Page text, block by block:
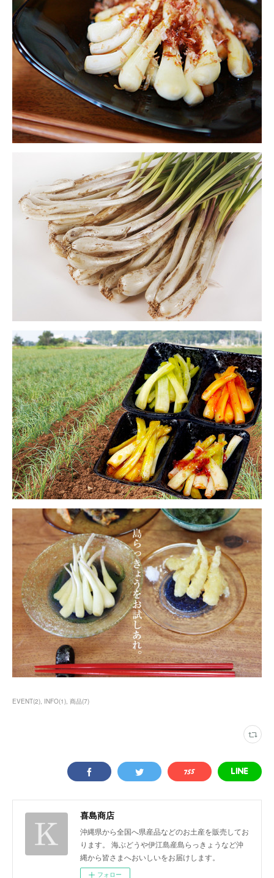
EVENT(2) INFO(1) 商品(7)
喜島商店
沖縄県から全国へ県産品などのお土産を販売してお
ります。 海ぶどうや伊江島産島らっきょうなど沖
縄から皆さまへおいしいをお届けします。
フォロー